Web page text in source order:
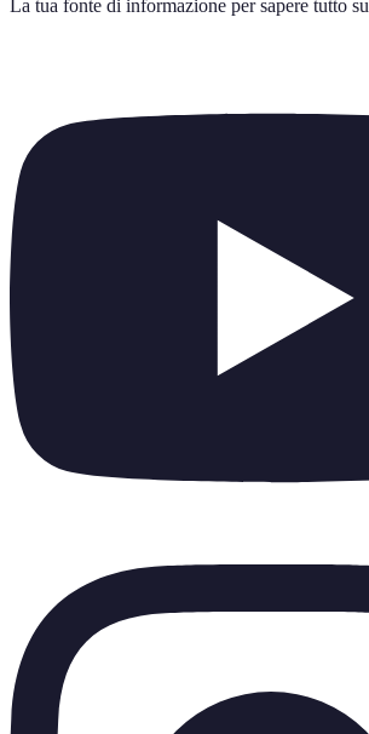
La tua fonte di informazione per sapere tutto su